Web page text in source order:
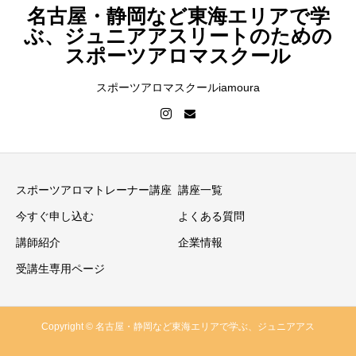
名古屋・静岡など東海エリアで学
ぶ、ジュニアアスリートのための
スポーツアロマスクール
スポーツアロマスクールiamoura
スポーツアロマトレーナー講座 講座一覧
今すぐ申し込む よくある質問
講師紹介 企業情報
受講生専用ページ
Copyright © 名古屋・静岡など東海エリアで学ぶ、ジュニアアス